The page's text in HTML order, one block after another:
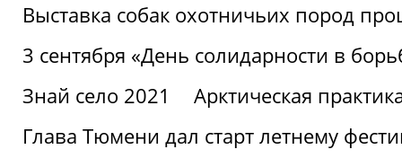
Выставка собак охотничьих пород
3 сентября «День солидарности в
Знай село 2021
Арктическая
Глава Тюмени дал старт летнему